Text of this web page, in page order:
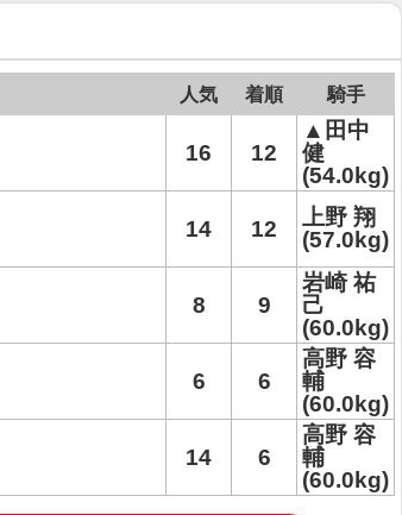
人気 着順 騎手
16 12
▲田中
健
(54.0kg)
14 12
上野 翔
(57.0kg)
8 9
岩崎 祐
己
(60.0kg)
6 6
高野 容
輔
(60.0kg)
14 6
高野 容
輔
(60.0kg)